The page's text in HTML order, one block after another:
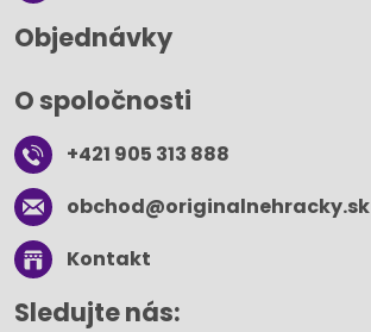
Objednávky
O spoločnosti
+421 905 313 888
obchod​@originalnehracky​.sk
Kontakt
Sledujte nás: